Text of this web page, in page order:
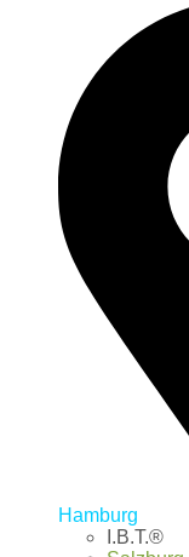
Hamburg
I.B.T.®